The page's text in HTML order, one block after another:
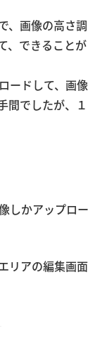
、画像の高さ調
、できることが
ードして、画像
間でしたが、１
しかアップロー
リアの編集画面